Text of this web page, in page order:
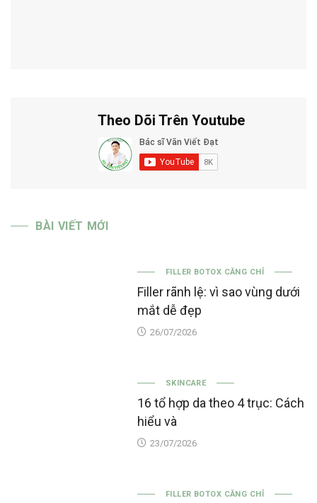
Theo Dõi Trên Youtube
BÀI VIẾT MỚI
FILLER BOTOX CĂNG CHỈ
Filler rãnh lệ: vì sao vùng dưới
mắt dễ đẹp
26/07/2026
SKINCARE
16 tổ hợp da theo 4 trục: Cách
hiểu và
23/07/2026
FILLER BOTOX CĂNG CHỈ